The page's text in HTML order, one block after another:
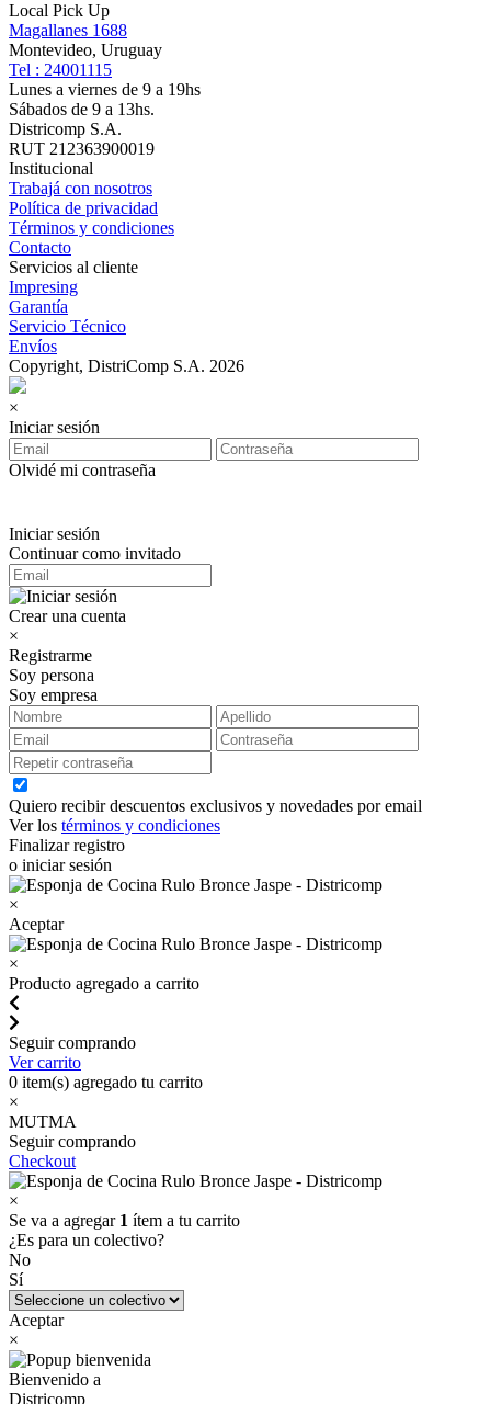
Local Pick Up
Magallanes 1688
Montevideo, Uruguay
Tel : 24001115
Lunes a viernes de 9 a 19hs
Sábados de 9 a 13hs.
Districomp S.A.
RUT 212363900019
Institucional
Trabajá con nosotros
Política de privacidad
Términos y condiciones
Contacto
Servicios al cliente
Impresing
Garantía
Servicio Técnico
Envíos
Copyright, DistriComp S.A. 2026
×
Iniciar sesión
Olvidé mi contraseña
Iniciar sesión
Continuar como invitado
Crear una cuenta
×
Registrarme
Soy persona
Soy empresa
Quiero recibir descuentos exclusivos y novedades por email
Ver los términos y condiciones
Finalizar registro
o iniciar sesión
×
Aceptar
×
Producto agregado a carrito
Seguir comprando
Ver carrito
0 item(s) agregado tu carrito
×
MUTMA
Seguir comprando
Checkout
×
Se va a agregar 1 ítem a tu carrito
¿Es para un colectivo?
No
Sí
Aceptar
×
Bienvenido a
Districomp